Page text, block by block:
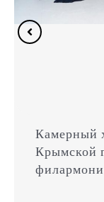
Камерный
Крымской